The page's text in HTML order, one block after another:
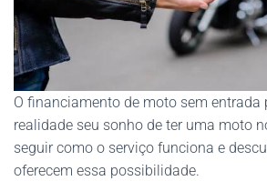
O financiamento de moto sem entrada
realidade seu sonho de ter uma moto
seguir como o serviço funciona e
oferecem essa possibilidade.